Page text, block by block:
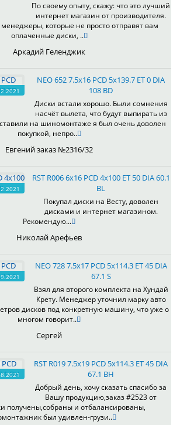
По своему опыту, скажу: что это лучший
интернет магазин от производителя.
которые не просто отправят вам
оплаченные диски, ..
Аркадий Геленджик
NEO 652 7.5x16 PCD 5x139.7 ET 0 DIA
108 BD
Диски встали хорошо. Были сомнения
насчёт вылета, что будут выпирать из
на шиномонтаже я был очень доволен
покупкой, непро..
Евгений заказ №2316/32
RST R006 6x16 PCD 4x100 ET 50 DIA 60.1
BL
Покупал диски на Весту, доволен
дисками и интернет магазином.
Рекомендую...
Николай Арефьев
NEO 728 7.5x17 PCD 5x114.3 ET 45 DIA
67.1 S
Взял для второго комплекта на Хундай
Крету. Менеджер уточнил марку авто
дисков под конкретную машину, что уже о
многом говорит..
Сергей
RST R019 7.5x19 PCD 5x114.3 ET 45 DIA
67.1 BH
Добрый день, хочу сказать спасибо за
Вашу продукцию,заказ #2523 от
получены,собраны и отбалансированы,
был удивлен-грузи..